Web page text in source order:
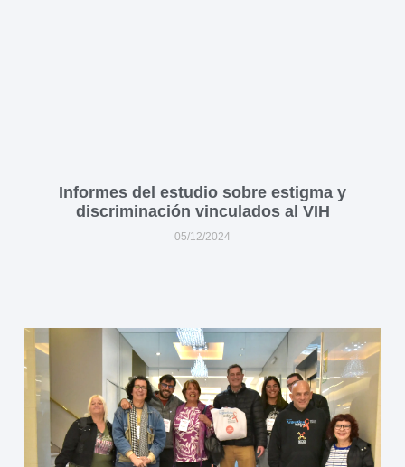
Informes del estudio sobre estigma y
discriminación vinculados al VIH
05/12/2024